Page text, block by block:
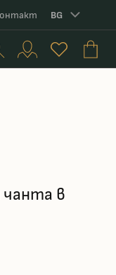
BG
чанта в